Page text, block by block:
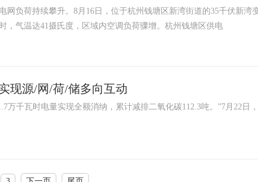
网负荷持续攀升。8月16日，位于杭州钱塘区新湾街道的35千伏新湾
，气温达41摄氏度，区域内空调负荷骤增。杭州钱塘区供电
现源/网/荷/储多向互动
万千瓦时电量实现全额消纳，累计减排二氧化碳112.3吨。”7月22日